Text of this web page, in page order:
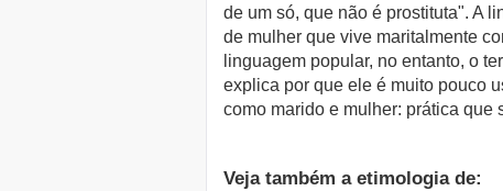
de um só, que não é prostituta". A
de mulher que vive maritalmente
linguagem popular, no entanto, o
explica por que ele é muito pouco
como marido e mulher: prática que
Veja também a etimologia de: